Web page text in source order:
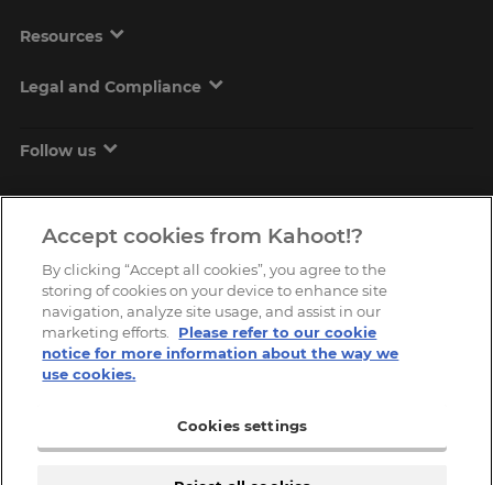
Resources
Legal and Compliance
Follow us
Copyright © 2026, Kahoot! All Rights Reserved.
Accept cookies from Kahoot!?
By clicking “Accept all cookies”, you agree to the
storing of cookies on your device to enhance site
navigation, analyze site usage, and assist in our
marketing efforts.
Please refer to our cookie
notice for more information about the way we
use cookies.
Cookies settings